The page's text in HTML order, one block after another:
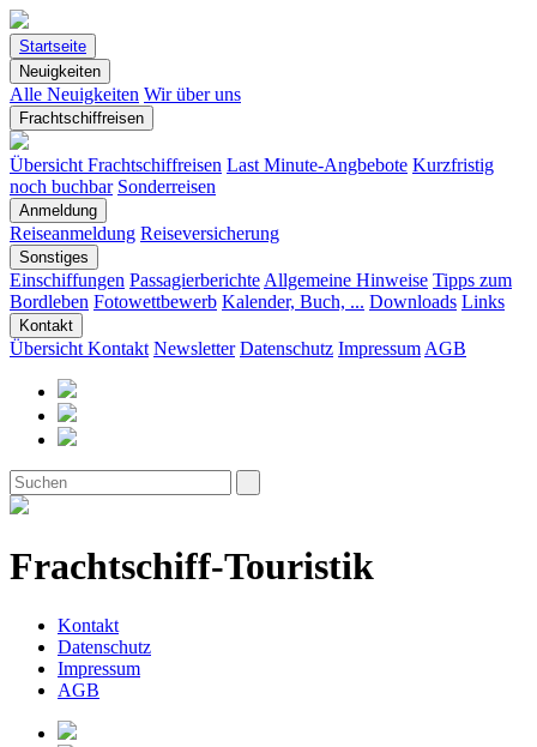
Startseite
Neuigkeiten
Alle Neuigkeiten Wir über uns
Frachtschiffreisen
Übersicht Frachtschiffreisen Last Minute-Angbebote Kurzfristig
noch buchbar Sonderreisen
Anmeldung
Reiseanmeldung Reiseversicherung
Sonstiges
Einschiffungen Passagierberichte Allgemeine Hinweise Tipps zum
Bordleben Fotowettbewerb Kalender, Buch, ... Downloads Links
Kontakt
Übersicht Kontakt Newsletter Datenschutz Impressum AGB
Frachtschiff-Touristik
Kontakt
Datenschutz
Impressum
AGB